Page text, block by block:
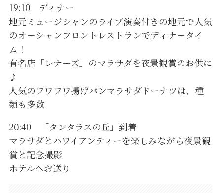
19:10 ディナー
地元ミュージシャンのライブ演奏付きの地元で人気
のオーシャンフロントレストランでディナータイ
ム！
有名店「レナーズ」のマラサダを夜景観賞のお供に
♪
人気のフワフワ揚げパンマラサダドーナツは、種
類も多数
20:40 「タンタラスの丘」到着
マラサダとハワイアンティーを楽しみながら夜景観
賞と記念撮影
ホテルへお送り